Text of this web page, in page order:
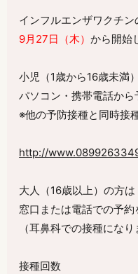
インフルエンザワクチン
9月27日（木）から開始
小児（1歳から16歳未満
パソコン・携帯電話から
※他の予防接種と同時接
http://
大人（16歳以上）の方は
窓口または電話での予約
（耳鼻科での接種になり
接種回数